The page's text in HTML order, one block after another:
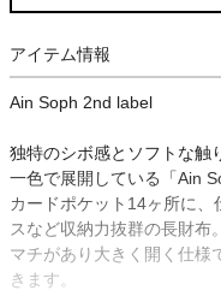
アイテム情報
Ain Soph 2nd label
独特のシボ感とソフトな触
一色で展開している「Ain
カードポケット14ヶ所に
スなど収納力抜群の長財布。
マチがあり大きく開く仕様
きます。